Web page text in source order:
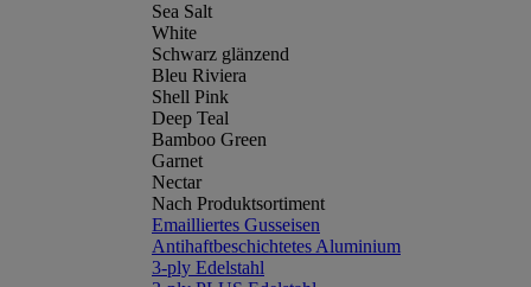
Sea Salt
White
Schwarz glänzend
Bleu Riviera
Shell Pink
Deep Teal
Bamboo Green
Garnet
Nectar
Nach Produktsortiment
Emailliertes Gusseisen
Antihaftbeschichtetes Aluminium
3-ply Edelstahl